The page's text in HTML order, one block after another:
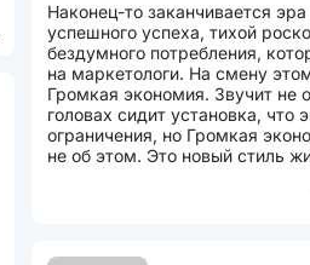
Наконец-то заканчивается
успешного успеха, тихой
бездумного потребления,
на маркетологи. На смену
Громкая экономия. Звучит не
головах сидит установка, что
ограничения, но Громкая
не об этом. Это новый стиль